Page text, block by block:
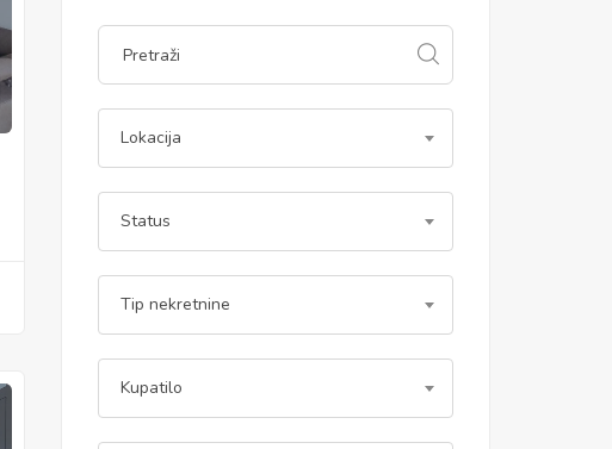
Lokacija
Status
Tip nekretnine
Kupatilo